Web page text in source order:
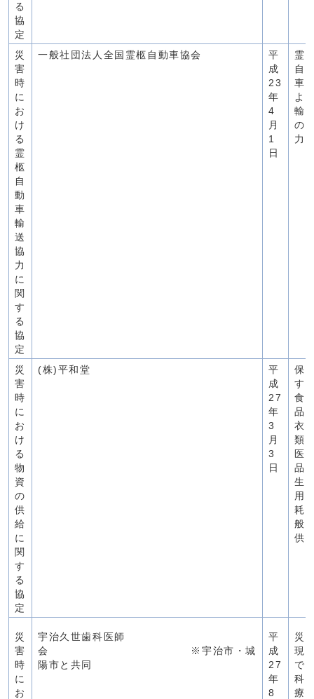
る
協
定
災
害
時
に
お
け
る
霊
柩
自
動
車
輸
送
協
力
に
関
す
る
協
定
一般社団法人全国霊柩自動車協会
平
成
23
年
4
月
1
日
霊
自
車
よ
輸
の
力
災
害
時
に
お
け
る
物
資
の
供
給
に
関
す
る
協
定
(株)平和堂
平
成
27
年
3
月
3
日
保
す
食
品
衣
類
医
品
生
用
耗
般
供
災
害
時
に
お
宇治久世歯科医師
会 ※宇治市・城
陽市と共同
平
成
27
年
8
災
現
で
科
療